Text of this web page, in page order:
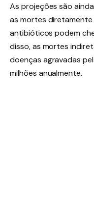
As projeções são
as mortes diretamente
antibióticos podem
disso, as mortes
doenças agravadas
milhões anualmente.